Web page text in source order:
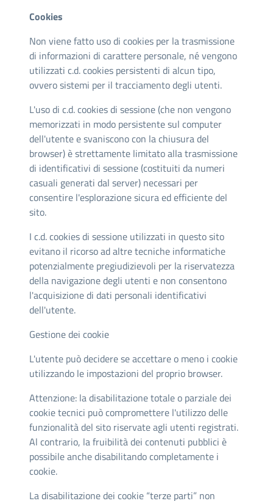
Cookies
Non viene fatto uso di cookies per la trasmissione
di informazioni di carattere personale, né vengono
utilizzati c.d. cookies persistenti di alcun tipo,
ovvero sistemi per il tracciamento degli utenti.
L'uso di c.d. cookies di sessione (che non vengono
memorizzati in modo persistente sul computer
dell'utente e svaniscono con la chiusura del
browser) è strettamente limitato alla trasmissione
di identificativi di sessione (costituiti da numeri
casuali generati dal server) necessari per
consentire l'esplorazione sicura ed efficiente del
sito.
I c.d. cookies di sessione utilizzati in questo sito
evitano il ricorso ad altre tecniche informatiche
potenzialmente pregiudizievoli per la riservatezza
della navigazione degli utenti e non consentono
l'acquisizione di dati personali identificativi
dell'utente.
Gestione dei cookie
L'utente può decidere se accettare o meno i cookie
utilizzando le impostazioni del proprio browser.
Attenzione: la disabilitazione totale o parziale dei
cookie tecnici può compromettere l'utilizzo delle
funzionalità del sito riservate agli utenti registrati.
Al contrario, la fruibilità dei contenuti pubblici è
possibile anche disabilitando completamente i
cookie.
La disabilitazione dei cookie “terze parti” non